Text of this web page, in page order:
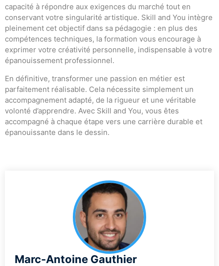
capacité à répondre aux exigences du marché tout en
conservant votre singularité artistique. Skill and You intègre
pleinement cet objectif dans sa pédagogie : en plus des
compétences techniques, la formation vous encourage à
exprimer votre créativité personnelle, indispensable à votre
épanouissement professionnel.
En définitive, transformer une passion en métier est
parfaitement réalisable. Cela nécessite simplement un
accompagnement adapté, de la rigueur et une véritable
volonté d’apprendre. Avec Skill and You, vous êtes
accompagné à chaque étape vers une carrière durable et
épanouissante dans le dessin.
Marc-Antoine Gauthier